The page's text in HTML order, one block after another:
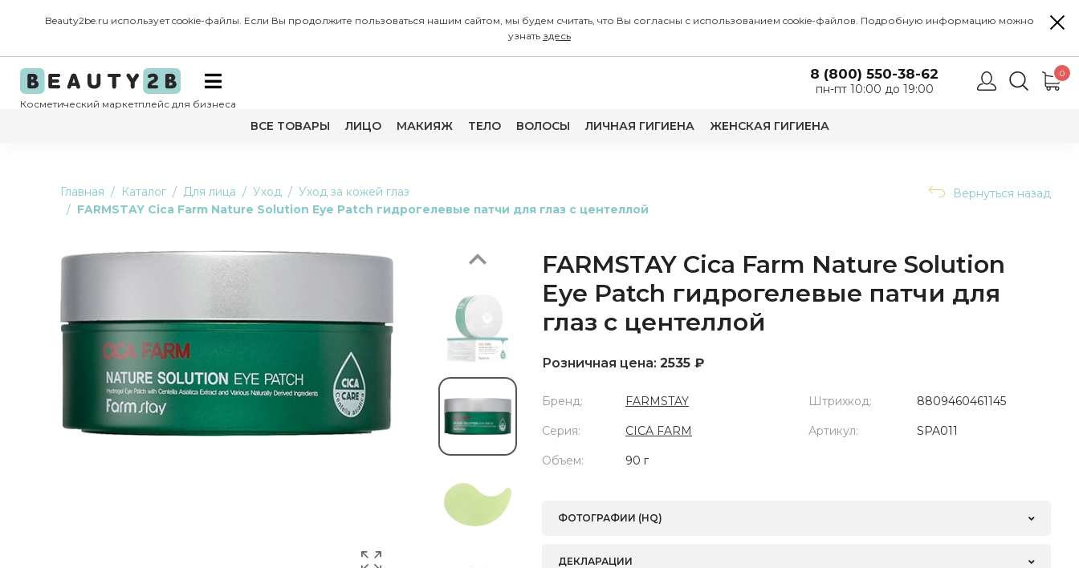
Beauty2be.ru использует cookie-файлы. Если Вы продолжите пользоваться нашим сайтом, мы будем считать, что Вы согласны с использованием cookie-файлов. Подробную информацию можно
узнать здесь
Косметический маркетплейс для бизнеса
8 (800) 550-38-62
пн-пт 10:00 до 19:00
0
ВСЕ ТОВАРЫ ЛИЦО МАКИЯЖ ТЕЛО ВОЛОСЫ ЛИЧНАЯ ГИГИЕНА ЖЕНСКАЯ ГИГИЕНА
Главная Каталог Для лица Уход
Уход за кожей глаз
FARMSTAY Cica Farm Nature Solution Eye Patch гидрогелевые патчи для глаз с центеллой
Вернуться назад
FARMSTAY Cica Farm Nature Solution
Eye Patch гидрогелевые патчи для
глаз с центеллой
Розничная цена: 2535 ₽
Бренд: FARMSTAY Штрихкод: 8809460461145
Серия: CICA FARM Артикул: SPA011
Объем: 90 г
ФОТОГРАФИИ (HQ)
ДЕКЛАРАЦИИ